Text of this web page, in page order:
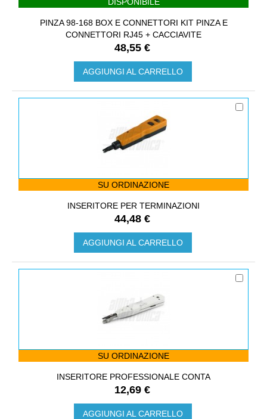
PINZA 98-168 BOX E CONNETTORI KIT PINZA E
CONNETTORI RJ45 + CACCIAVITE
48,55 €
AGGIUNGI AL CARRELLO
SU ORDINAZIONE
INSERITORE PER TERMINAZIONI
44,48 €
AGGIUNGI AL CARRELLO
SU ORDINAZIONE
INSERITORE PROFESSIONALE CONTA
12,69 €
AGGIUNGI AL CARRELLO